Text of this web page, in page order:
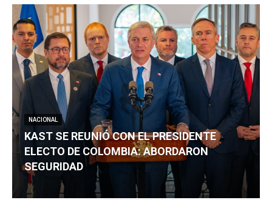
NACIONAL
KAST SE REUNIÓ CON EL PRESIDENTE
ELECTO DE COLOMBIA: ABORDARON
SEGURIDAD